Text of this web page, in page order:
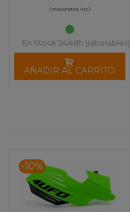
(impuestos inc.)
En Stock 24/48h (laborables)
AÑADIR AL CARRITO
-10%